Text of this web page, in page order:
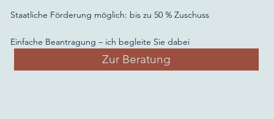
Staatliche Förderung möglich: bis zu 50 % Zuschuss
Einfache Beantragung – ich begleite Sie dabei
Zur Beratung